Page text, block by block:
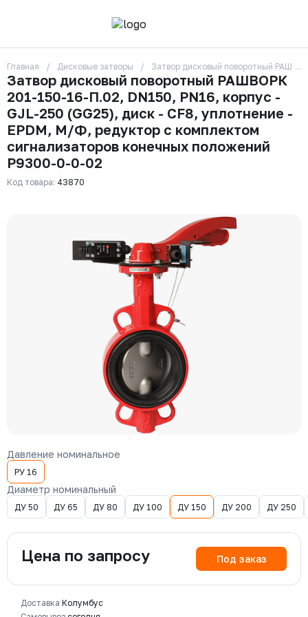
О компании
Контакты
Бренды
Отзывы
Сотрудники
Вакансии
Доставка
Оплата
Вопрос-ответ
+7 (495) 215-24-81zakaz325@ks-rus.com
Email для связи
Одинцово, Внуковская 9, пав. 31
Главная Дисковые затворы Затвор дисковый поворотный
Затвор дисковый поворотный РАШВОРК
201-150-16-П.02, DN150, PN16, корпус -
GJL-250 (GG25), диск - CF8, уплотнение -
EPDM, М/Ф, редуктор с комплектом
сигнализаторов конечных положений
Р9300-0-0-02
Код товара: 43870
Давление номинальное
РУ 16
Диаметр номинальный
ДУ 50 ДУ 65 ДУ 80 ДУ 100 ДУ 150 ДУ 200 ДУ 250
Цена по запросу Под заказ
Доставка Колумбус